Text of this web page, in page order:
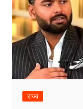
राज्य